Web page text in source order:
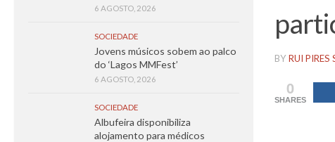
BY RUI PIRES
0
SHARES
6 AGOSTO, 2026
SOCIEDADE
Jovens músicos sobem ao palco
do ‘Lagos MMFest’
6 AGOSTO, 2026
SOCIEDADE
Albufeira disponibiliza
alojamento para médicos